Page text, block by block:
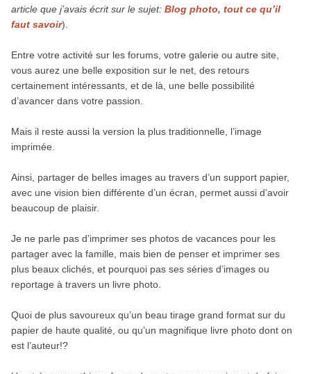
article que j’avais écrit sur le sujet: Blog photo, tout ce qu’il
faut savoir).
Entre votre activité sur les forums, votre galerie ou autre site,
vous aurez une belle exposition sur le net, des retours
certainement intéressants, et de là, une belle possibilité
d’avancer dans votre passion.
Mais il reste aussi la version la plus traditionnelle, l’image
imprimée.
Ainsi, partager de belles images au travers d’un support papier,
avec une vision bien différente d’un écran, permet aussi d’avoir
beaucoup de plaisir.
Je ne parle pas d’imprimer ses photos de vacances pour les
partager avec la famille, mais bien de penser et imprimer ses
plus beaux clichés, et pourquoi pas ses séries d’images ou
reportage à travers un livre photo.
Quoi de plus savoureux qu’un beau tirage grand format sur du
papier de haute qualité, ou qu’un magnifique livre photo dont on
est l’auteur!?